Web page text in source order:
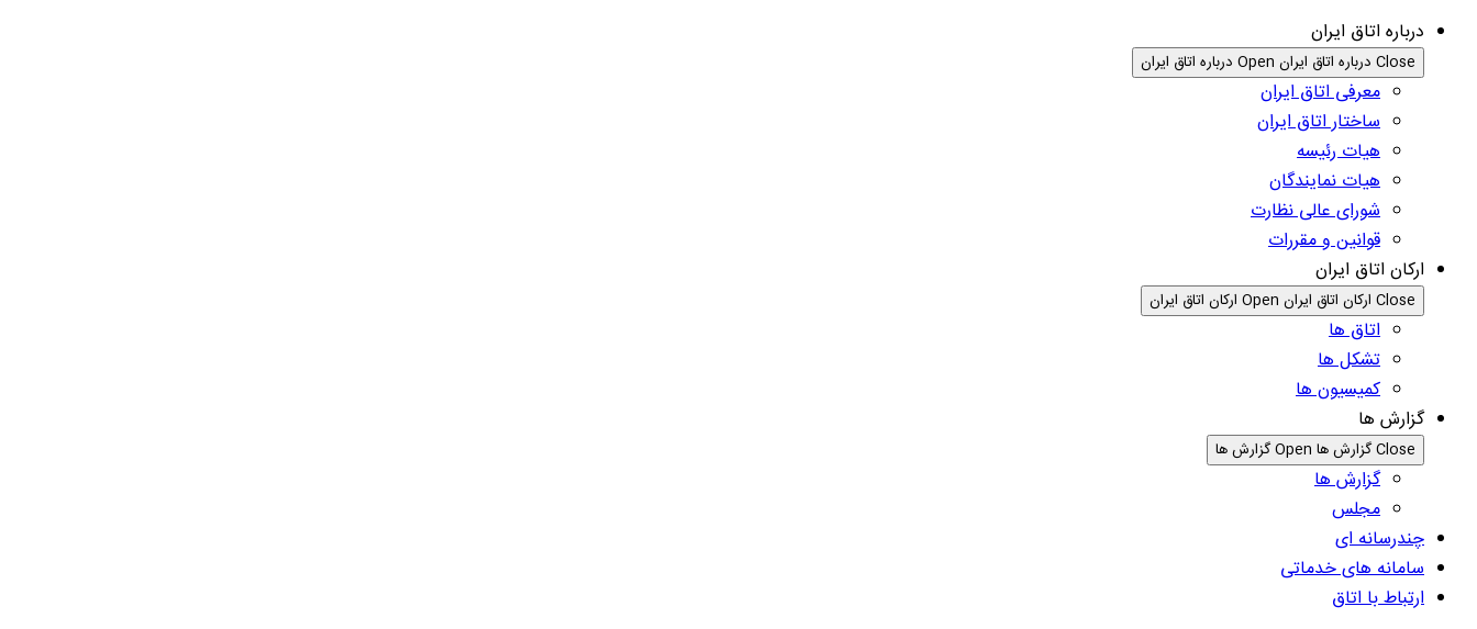
درباره اتاق ایران
Close درباره اتاق ایران Open درباره اتاق ایران
معرفی اتاق ایران
ساختار اتاق ایران
هیات رئیسه
هیات نمایندگان
شورای عالی نظارت
قوانین و مقررات
ارکان اتاق ایران
Close ارکان اتاق ایران Open ارکان اتاق ایران
اتاق ها
تشکل ها
کمیسیون ها
گزارش ها
Close گزارش ها Open گزارش ها
گزارش ها
مجلس
چندرسانه ای
سامانه های خدماتی
ارتباط با اتاق